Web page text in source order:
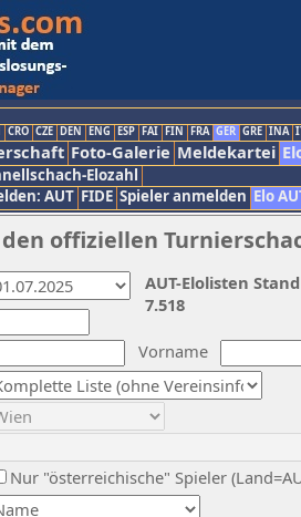
CRO CZE DEN ENG ESP FAI FIN FRA GER GRE INA
Foto-Galerie Meldekartei
Elozahl
AUT FIDE Spieler anmelden Elo
offiziellen
Vorname
Nur "österreichische" Spieler
AUT-Elolisten
7.518